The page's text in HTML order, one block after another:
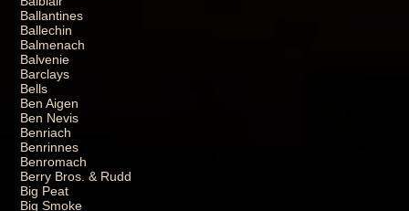
Ballantines
Ballechin
Balmenach
Balvenie
Barclays
Bells
Ben Aigen
Ben Nevis
Benriach
Benrinnes
Benromach
Berry Bros. & Rudd
Big Peat
Big Smoke